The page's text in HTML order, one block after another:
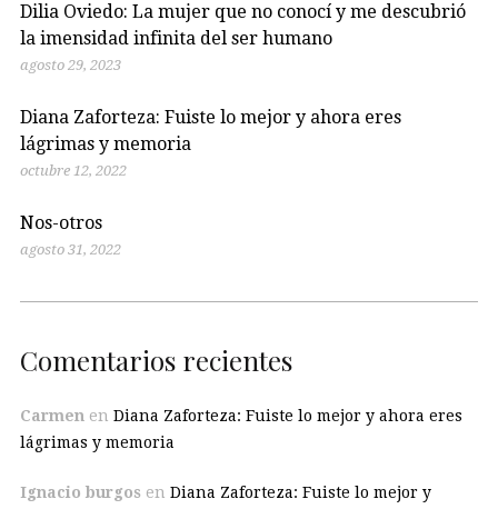
Dilia Oviedo: La mujer que no conocí y me descubrió
la imensidad infinita del ser humano
agosto 29, 2023
Diana Zaforteza: Fuiste lo mejor y ahora eres
lágrimas y memoria
octubre 12, 2022
Nos-otros
agosto 31, 2022
Comentarios recientes
Carmen en Diana Zaforteza: Fuiste lo mejor y ahora eres
lágrimas y memoria
Ignacio burgos en Diana Zaforteza: Fuiste lo mejor y